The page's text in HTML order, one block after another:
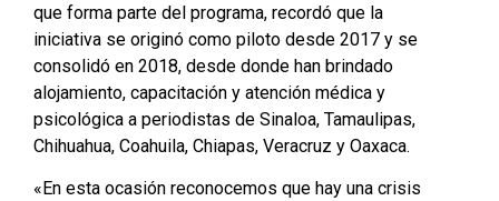
que forma parte del programa, recordó que la
iniciativa se originó como piloto desde 2017 y se
consolidó en 2018, desde donde han brindado
alojamiento, capacitación y atención médica y
psicológica a periodistas de Sinaloa, Tamaulipas,
Chihuahua, Coahuila, Chiapas, Veracruz y Oaxaca.
«En esta ocasión reconocemos que hay una crisis